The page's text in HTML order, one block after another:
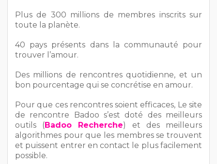
Plus de 300 millions de membres inscrits sur
toute la planète.
40 pays présents dans la communauté pour
trouver l’amour.
Des millions de rencontres quotidienne, et un
bon pourcentage qui se concrétise en amour.
Pour que ces rencontres soient efficaces, Le site
de rencontre Badoo s’est doté des meilleurs
outils (Badoo Recherche) et des meilleurs
algorithmes pour que les membres se trouvent
et puissent entrer en contact le plus facilement
possible.